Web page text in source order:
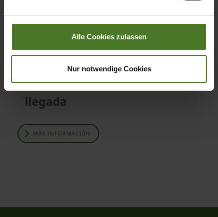
Alle Cookies zulassen
Nur notwendige Cookies
Tu camino hacia nosotros.
llegada
MÁS INFORMACIÓN